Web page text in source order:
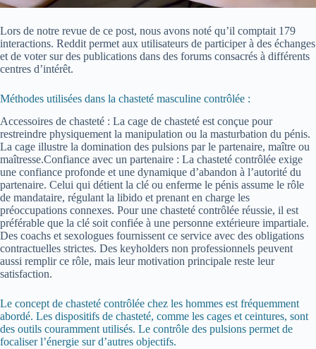
Lors de notre revue de ce post, nous avons noté qu’il comptait 179
interactions. Reddit permet aux utilisateurs de participer à des échanges
et de voter sur des publications dans des forums consacrés à différents
centres d’intérêt.
Méthodes utilisées dans la chasteté masculine contrôlée :
Accessoires de chasteté : La cage de chasteté est conçue pour
restreindre physiquement la manipulation ou la masturbation du pénis.
La cage illustre la domination des pulsions par le partenaire, maître ou
maîtresse.Confiance avec un partenaire : La chasteté contrôlée exige
une confiance profonde et une dynamique d’abandon à l’autorité du
partenaire. Celui qui détient la clé ou enferme le pénis assume le rôle
de mandataire, régulant la libido et prenant en charge les
préoccupations connexes. Pour une chasteté contrôlée réussie, il est
préférable que la clé soit confiée à une personne extérieure impartiale.
Des coachs et sexologues fournissent ce service avec des obligations
contractuelles strictes. Des keyholders non professionnels peuvent
aussi remplir ce rôle, mais leur motivation principale reste leur
satisfaction.
Le concept de chasteté contrôlée chez les hommes est fréquemment
abordé. Les dispositifs de chasteté, comme les cages et ceintures, sont
des outils couramment utilisés. Le contrôle des pulsions permet de
focaliser l’énergie sur d’autres objectifs.